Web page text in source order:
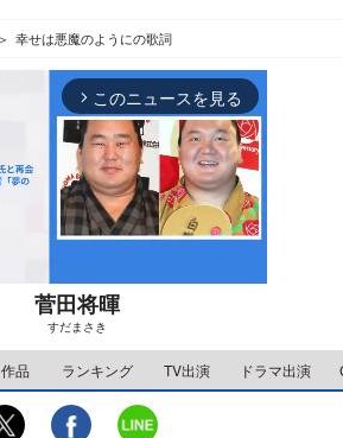
幸せは悪魔のようにの歌詞
arrow_forward_ios このニュースを見る
M
u
t
菅田将暉
すだまさき
作品 ランキング TV出演 ドラマ出演